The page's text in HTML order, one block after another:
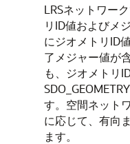
LRSネットワー
リID値およびメ
にジオメトリID
了メジャー値が
も、ジオメトリ
す。空間ネット
に応じて、有向
ます。